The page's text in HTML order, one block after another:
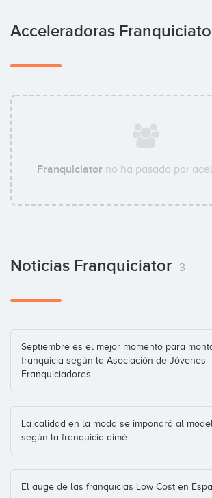
Acceleradoras
Franquiciator no ha pasado por
Noticias Franquiciator 3
Septiembre es el mejor momento para
franquicia según la Asociación de Jóvenes
Franquiciadores
La calidad en la moda se impondrá al
según la franquicia aimé
El auge de las franquicias Low Cost en